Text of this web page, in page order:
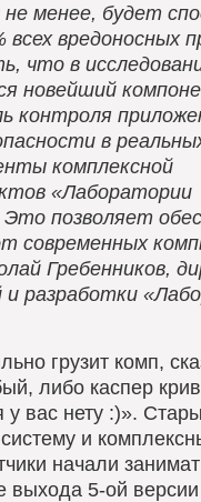
менее, будет
вредоносных
что в
новейший
контроля
в
комплексной
«Лаборатории
позволяет
современных
Гребенников,
разработки
грузит комп,
либо каспер
у вас нету :)».
и
начали
выхода 5-ой версии